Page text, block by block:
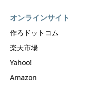
オンラインサイト
作ろドットコム
楽天市場
Yahoo!
Amazon